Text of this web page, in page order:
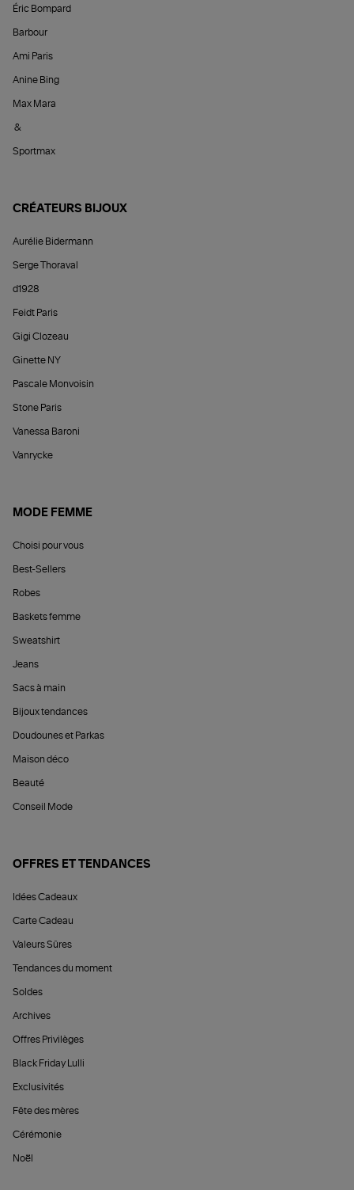
Éric Bompard
Barbour
Ami Paris
Anine Bing
Max Mara
&
Sportmax
CRÉATEURS BIJOUX
Aurélie Bidermann
Serge Thoraval
d1928
Feidt Paris
Gigi Clozeau
Ginette NY
Pascale Monvoisin
Stone Paris
Vanessa Baroni
Vanrycke
MODE FEMME
Choisi pour vous
Best-Sellers
Robes
Baskets femme
Sweatshirt
Jeans
Sacs à main
Bijoux tendances
Doudounes et Parkas
Maison déco
Beauté
Conseil Mode
OFFRES ET TENDANCES
Idées Cadeaux
Carte Cadeau
Valeurs Sûres
Tendances du moment
Soldes
Archives
Offres Privilèges
Black Friday Lulli
Exclusivités
Fête des mères
Cérémonie
Noël